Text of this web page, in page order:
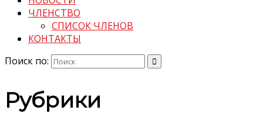
ЧЛЕНСТВО
СПИСОК ЧЛЕНОВ
КОНТАКТЫ
Поиск по:
Рубрики